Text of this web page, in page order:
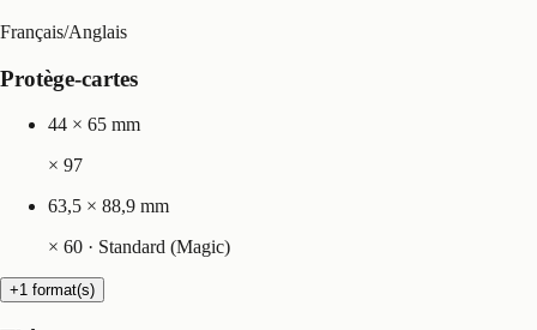
Français/Anglais
Protège-cartes
44 × 65 mm
× 97
63,5 × 88,9 mm
× 60 · Standard (Magic)
+1 format(s)